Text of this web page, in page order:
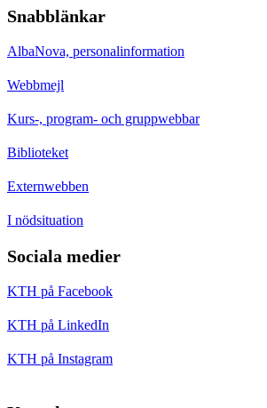
Snabblänkar
AlbaNova, personalinformation
Webbmejl
Kurs-, program- och gruppwebbar
Biblioteket
Externwebben
I nödsituation
Sociala medier
KTH på Facebook
KTH på LinkedIn
KTH på Instagram